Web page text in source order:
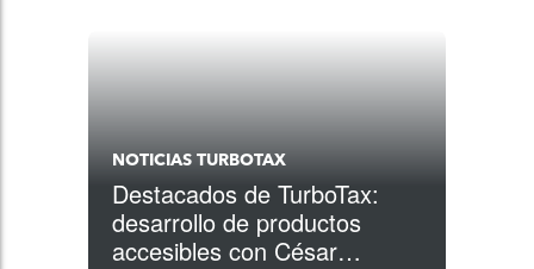
NOTICIAS TURBOTAX
Destacados de TurboTax:
desarrollo de productos
accesibles con César